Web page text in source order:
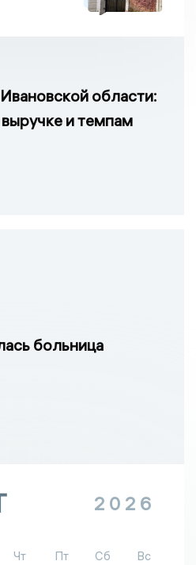
области:
и темпам
больница
2026
Чт Пт Сб
Вс